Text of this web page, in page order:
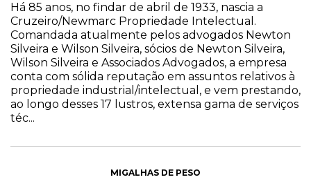
Há 85 anos, no findar de abril de 1933, nascia a
Cruzeiro/Newmarc Propriedade Intelectual.
Comandada atualmente pelos advogados Newton
Silveira e Wilson Silveira, sócios de Newton Silveira,
Wilson Silveira e Associados Advogados, a empresa
conta com sólida reputação em assuntos relativos à
propriedade industrial/intelectual, e vem prestando,
ao longo desses 17 lustros, extensa gama de serviços
téc...
MIGALHAS DE PESO